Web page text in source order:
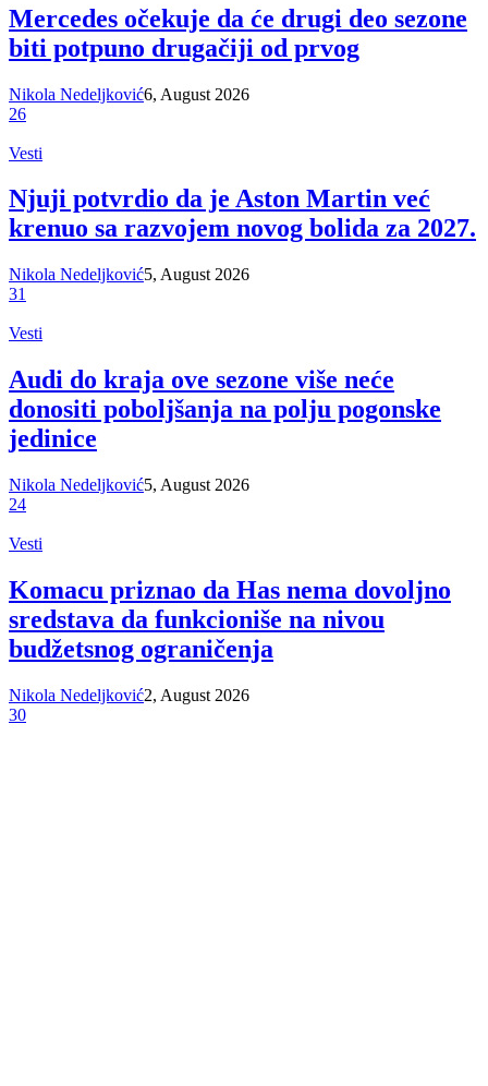
Mercedes očekuje da će drugi deo sezone
biti potpuno drugačiji od prvog
Nikola Nedeljković6, August 2026
26
Vesti
Njuji potvrdio da je Aston Martin već
krenuo sa razvojem novog bolida za 2027.
Nikola Nedeljković5, August 2026
31
Vesti
Audi do kraja ove sezone više neće
donositi poboljšanja na polju pogonske
jedinice
Nikola Nedeljković5, August 2026
24
Vesti
Komacu priznao da Has nema dovoljno
sredstava da funkcioniše na nivou
budžetsnog ograničenja
Nikola Nedeljković2, August 2026
30